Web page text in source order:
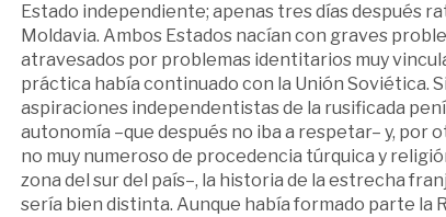
Estado independiente; apenas tres días después
Moldavia. Ambos Estados nacían con graves
atravesados por problemas identitarios muy
práctica había continuado con la Unión Soviética.
aspiraciones independentistas de la rusificada
autonomía –que después no iba a respetar– y, por
no muy numeroso de procedencia túrquica y
zona del sur del país–, la historia de la estrecha
sería bien distinta. Aunque había formado parte la